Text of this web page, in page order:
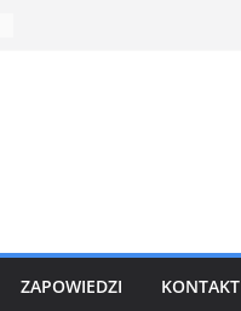
ZAPOWIEDZI KONTAKT